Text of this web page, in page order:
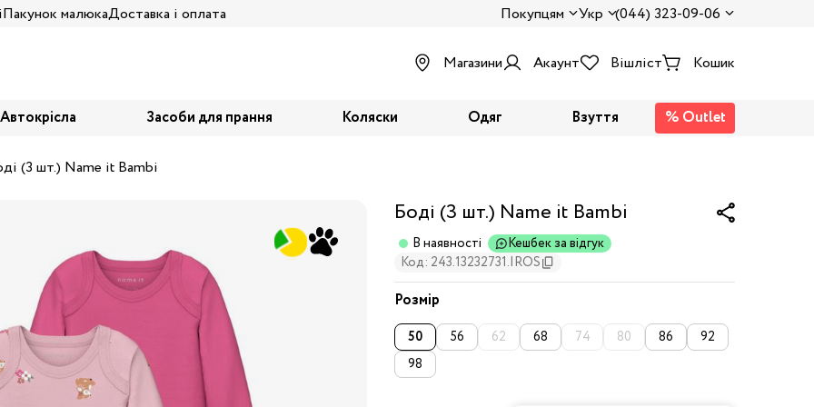
Пакунок малюкаДоставка і оплата Покупцям Укр (044) 323-09-06
Магазини Акаунт Вішліст Кошик
Автокрісла Засоби для прання Коляски Одяг Взуття % Outlet
(3 шт.) Name it Bambi
Боді (3 шт.) Name it Bambi
В наявності
Кешбек за відгук
Код: 243.13232731.IROS
Розмір
50 56 62 68 74 80 86
92
98